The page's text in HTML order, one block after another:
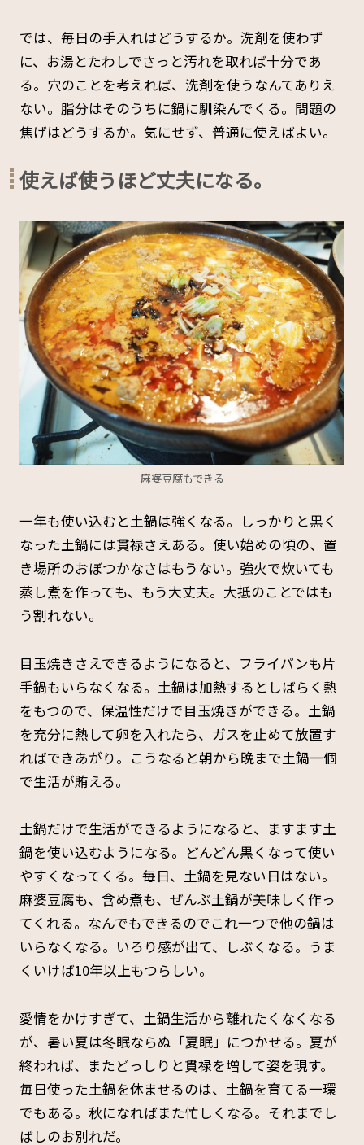
では、毎日の手入れはどうするか。洗剤を使わず
に、お湯とたわしでさっと汚れを取れば十分であ
る。穴のことを考えれば、洗剤を使うなんてありえ
ない。脂分はそのうちに鍋に馴染んでくる。問題の
焦げはどうするか。気にせず、普通に使えばよい。
使えば使うほど丈夫になる。
麻婆豆腐もできる
一年も使い込むと土鍋は強くなる。しっかりと黒く
なった土鍋には貫禄さえある。使い始めの頃の、置
き場所のおぼつかなさはもうない。強火で炊いても
蒸し煮を作っても、もう大丈夫。大抵のことではも
う割れない。
目玉焼きさえできるようになると、フライパンも片
手鍋もいらなくなる。土鍋は加熱するとしばらく熱
をもつので、保温性だけで目玉焼きができる。土鍋
を充分に熱して卵を入れたら、ガスを止めて放置す
ればできあがり。こうなると朝から晩まで土鍋一個
で生活が賄える。
土鍋だけで生活ができるようになると、ますます土
鍋を使い込むようになる。どんどん黒くなって使い
やすくなってくる。毎日、土鍋を見ない日はない。
麻婆豆腐も、含め煮も、ぜんぶ土鍋が美味しく作っ
てくれる。なんでもできるのでこれ一つで他の鍋は
いらなくなる。いろり感が出て、しぶくなる。うま
くいけば10年以上もつらしい。
愛情をかけすぎて、土鍋生活から離れたくなくなる
が、暑い夏は冬眠ならぬ「夏眠」につかせる。夏が
終われば、またどっしりと貫禄を増して姿を現す。
毎日使った土鍋を休ませるのは、土鍋を育てる一環
でもある。秋になればまた忙しくなる。それまでし
ばしのお別れだ。